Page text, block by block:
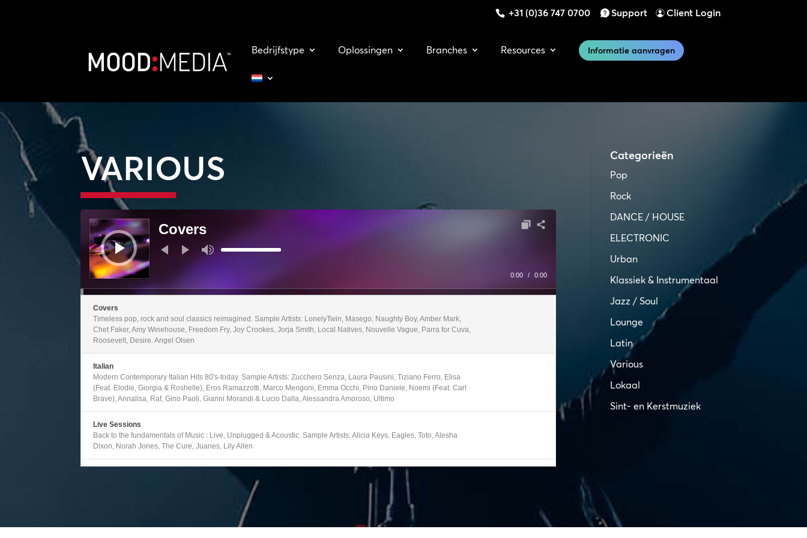
+31 (0)36 747 0700 Support Client Login
Bedrijfstype Oplossingen Branches Resources Informatie aanvragen
VARIOUS
Audiospeler
Covers
Gebruik
Omhoog/Omlaag
te
verhogen
verlagen.
0:00 / 0:00
Covers
Timeless pop, rock and soul classics reimagined. Sample Artists: LonelyTwin, Masego, Naughty Boy, Amber Mark,
Chet Faker, Amy Winehouse, Freedom Fry, Joy Crookes, Jorja Smith, Local Natives, Nouvelle Vague, Parra for Cuva,
Roosevelt, Desire. Angel Olsen
Italian
Modern Contemporary Italian Hits 80's-today. Sample Artists: Zucchero Senza, Laura Pausini, Tiziano Ferro, Elisa
(Feat. Elodie, Giorgia & Roshelle), Eros Ramazzotti, Marco Mengoni, Emma Occhi, Pino Daniele, Noemi (Feat. Carl
Brave), Annalisa, Raf, Gino Paoli, Gianni Morandi & Lucio Dalla, Alessandra Amoroso, Ultimo
Live Sessions
Back to the fundamentals of Music : Live, Unplugged & Acoustic. Sample Artists: Alicia Keys, Eagles, Toto, Alesha
Dixon, Norah Jones, The Cure, Juanes, Lily Allen
Party through the decades with the most memorable hits from the 60's to today. Sample Artists: Chic, Justin
Timberlake, Diana Ross, Scissor Sisters, KC & The Sunshine Band, Will Smith, Mary Mary, MC Hammer, Maroon 5,
Village People, Daft Punk, Dolly Parton, Beyonce, Wild Cherry, James Brown
Categorieën
Pop
Rock
DANCE / HOUSE
ELECTRONIC
Urban
Klassiek & Instrumentaal
Jazz / Soul
Lounge
Latin
Various
Lokaal
Sint- en Kerstmuziek